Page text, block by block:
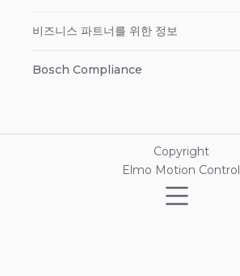
비즈니스 파트너를 위한 정보
Bosch Compliance
Copyright
Elmo Motion Control